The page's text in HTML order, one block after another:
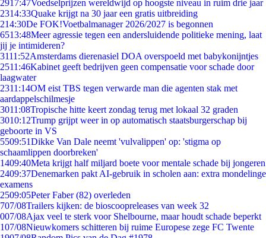
2917:47Voedselprijzen wereldwijd op hoogste niveau in ruim drie jaar
2314:33Quake krijgt na 30 jaar een gratis uitbreiding
214:30De FOK!Voetbalmanager 2026/2027 is begonnen
6513:48Meer agressie tegen een andersluidende politieke mening, laat
jij je intimideren?
3111:52Amsterdams dierenasiel DOA overspoeld met babykonijntjes
2511:46Kabinet geeft bedrijven geen compensatie voor schade door
laagwater
2311:14OM eist TBS tegen verwarde man die agenten stak met
aardappelschilmesje
3011:08Tropische hitte keert zondag terug met lokaal 32 graden
3010:12Trump grijpt weer in op automatisch staatsburgerschap bij
geboorte in VS
5509:51Dikke Van Dale neemt 'vulvalippen' op: 'stigma op
schaamlippen doorbreken'
1409:40Meta krijgt half miljard boete voor mentale schade bij jongeren
2409:37Denemarken pakt AI-gebruik in scholen aan: extra mondelinge
examens
2509:05Peter Faber (82) overleden
707/08Trailers kijken: de bioscoopreleases van week 32
007/08Ajax veel te sterk voor Shelbourne, maar houdt schade beperkt
107/08Nieuwkomers schitteren bij ruime Europese zege FC Twente